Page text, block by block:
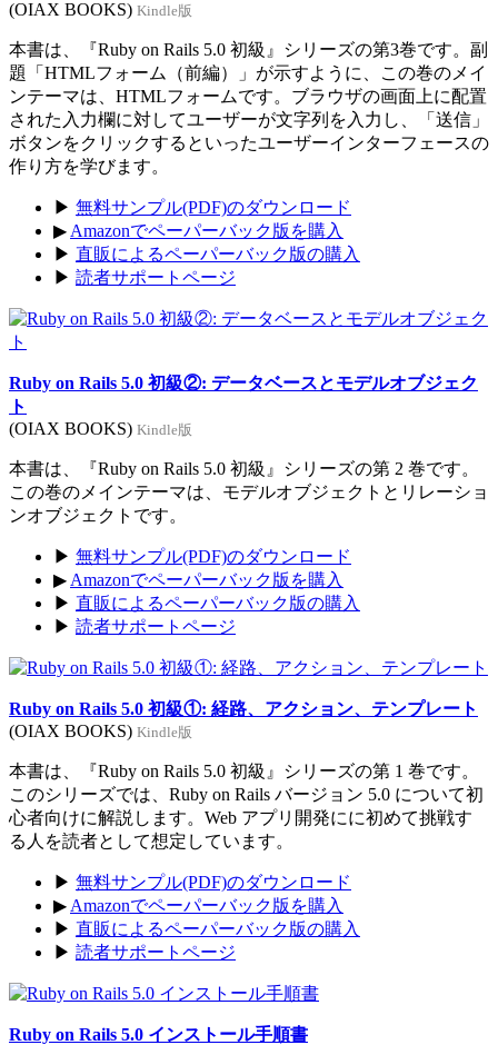
(OIAX BOOKS) Kindle版
本書は、『Ruby on Rails 5.0 初級』シリーズの第3巻です。副
題「HTMLフォーム（前編）」が示すように、この巻のメイ
ンテーマは、HTMLフォームです。ブラウザの画面上に配置
された入力欄に対してユーザーが文字列を入力し、「送信」
ボタンをクリックするといったユーザーインターフェースの
作り方を学びます。
▶ 無料サンプル(PDF)のダウンロード
▶ Amazonでペーパーバック版を購入
▶ 直販によるペーパーバック版の購入
▶ 読者サポートページ
Ruby on Rails 5.0 初級②: データベースとモデルオブジェク
ト
(OIAX BOOKS) Kindle版
本書は、『Ruby on Rails 5.0 初級』シリーズの第 2 巻です。
この巻のメインテーマは、モデルオブジェクトとリレーショ
ンオブジェクトです。
▶ 無料サンプル(PDF)のダウンロード
▶ Amazonでペーパーバック版を購入
▶ 直販によるペーパーバック版の購入
▶ 読者サポートページ
Ruby on Rails 5.0 初級①: 経路、アクション、テンプレート
(OIAX BOOKS) Kindle版
本書は、『Ruby on Rails 5.0 初級』シリーズの第 1 巻です。
このシリーズでは、Ruby on Rails バージョン 5.0 について初
心者向けに解説します。Web アプリ開発にに初めて挑戦す
る人を読者として想定しています。
▶ 無料サンプル(PDF)のダウンロード
▶ Amazonでペーパーバック版を購入
▶ 直販によるペーパーバック版の購入
▶ 読者サポートページ
Ruby on Rails 5.0 インストール手順書